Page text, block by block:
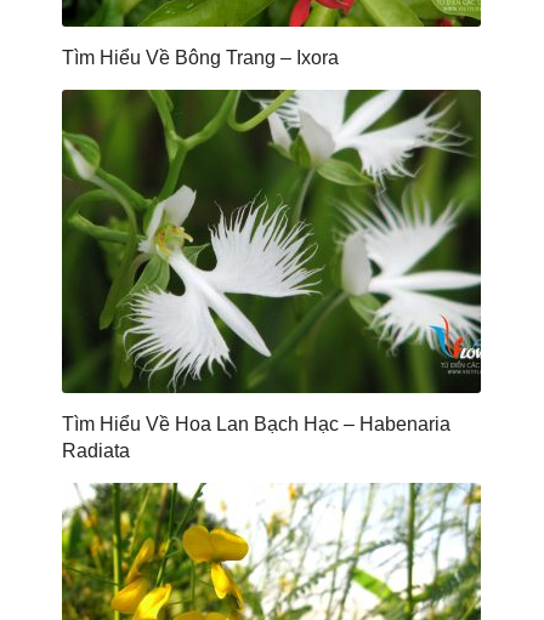
Tìm Hiểu Về Bông Trang – Ixora
Tìm Hiểu Về Hoa Lan Bạch Hạc – Habenaria
Radiata